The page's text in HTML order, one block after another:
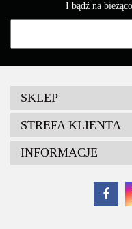
I bądź na
SKLEP
STREFA KLIENTA
INFORMACJE